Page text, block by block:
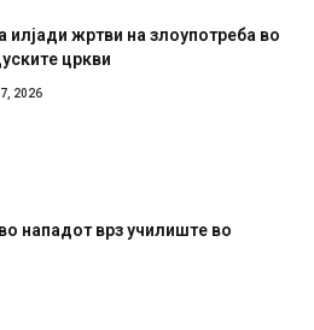
илјади жртви на злоупотреба во
цркви
2026
им веруваат на генералите